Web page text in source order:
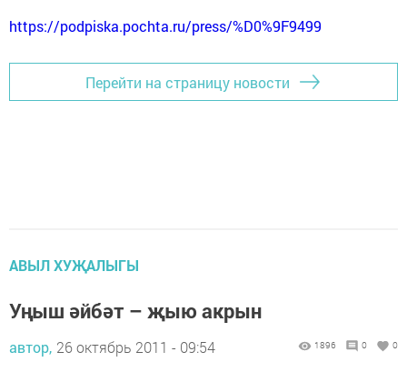
https://podpiska.pochta.ru/press/%D0%9F9499
Перейти на страницу новости
АВЫЛ ХУҖАЛЫГЫ
Уңыш әйбәт – җыю акрын
автор, 26 октябрь 2011 - 09:54 1896 0 0